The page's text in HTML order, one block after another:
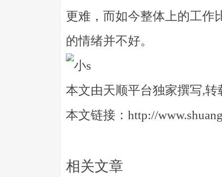
更难，而如今整体上的工作
的情绪并不好。
本文由天顺平台独家撰写,转
本文链接：http://
相关文章